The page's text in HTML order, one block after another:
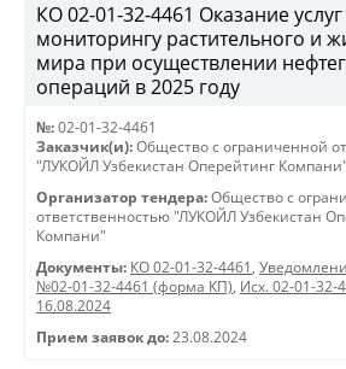
КО 02-01-32-4461 Оказание
мониторингу растительного и
мира при осуществлении
операций в 2025 году
№: 02-01-32-4461
Заказчик(и): Общество с ограниченной
"ЛУКОЙЛ Узбекистан Оперейтинг Компани"
Организатор тендера: Общество с
ответственностью "ЛУКОЙЛ Узбекистан
Компани"
Документы: КО 02-01-32-4461 ,
№02-01-32-4461 (форма КП), Исх. 02-01-32-
16.08.2024
Прием заявок до: 23.08.2024